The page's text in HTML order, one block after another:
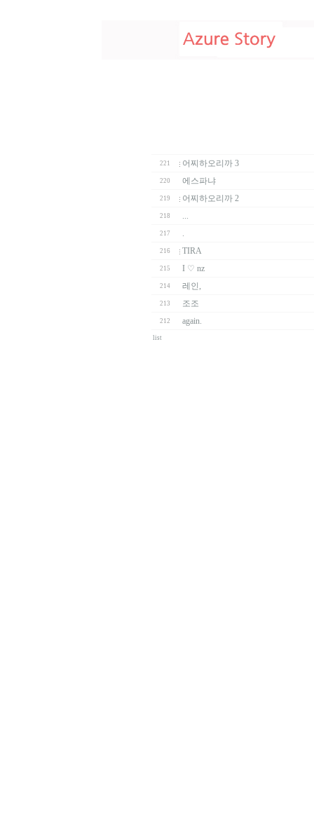
221 어찌하오리까 3
220 에스파냐
219 어찌하오리까 2
218 ...
217 .
216 TIRA
215 I ♡ nz
214 레인,
213 조조
212 again.
list